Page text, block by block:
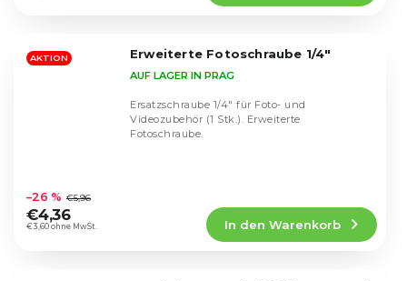
Sternen.
AKTION Erweiterte Fotoschraube 1/4"
durchschnittliche
Produktbewertung
ist
AUF LAGER IN PRAG
€3,60 ohne MwSt.
–26 % €5,96
€4,36
In den Warenkorb
Ersatzschraube 1/4" für Foto- und
Videozubehör (1 Stk.). Erweiterte
Fotoschraube.